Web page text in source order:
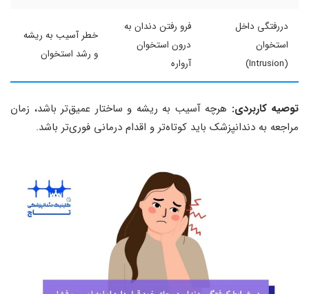
دررفتگی داخل
استخوان
(Intrusion)
فرو رفتن دندان به
درون استخوان
آرواره
خطر آسیب به ریشه
و رشد استخوان
توصیه کاربردی: هرچه آسیب به ریشه و ساختار عمیق‌تر باشد، زمان
مراجعه به دندانپزشک باید کوتاه‌تر و اقدام درمانی فوری‌تر باشد.